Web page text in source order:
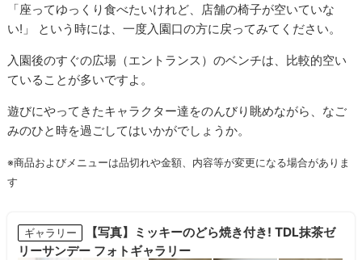
「座ってゆっくり食べたいけれど、店舗の椅子が空いていな
い!」 という時には、一度入園口の方に戻ってみてください。
入園後のすぐの広場（エントランス）のベンチは、比較的空い
ていることが多いですよ。
遊びにやってきたキャラクター達をのんびり眺めながら、なご
みのひと時を過ごしてはいかがでしょうか。
※商品およびメニューは品切れや金額、内容等が変更になる場合がありま
す
ギャラリー
【写真】ミッキーのどら焼き付き! TDL抹茶ゼ
リーサンデー フォトギャラリー